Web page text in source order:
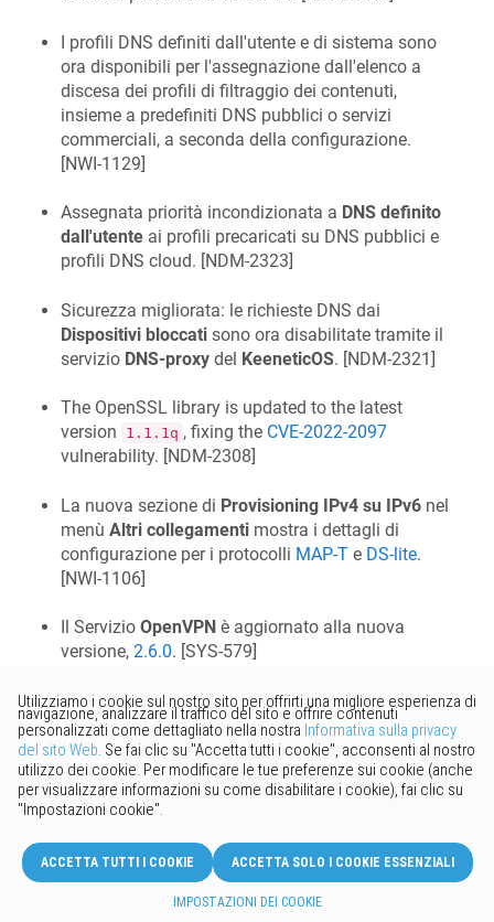
I profili DNS definiti dall'utente e di sistema sono
ora disponibili per l'assegnazione dall'elenco a
discesa dei profili di filtraggio dei contenuti,
insieme a predefiniti DNS pubblici o servizi
commerciali, a seconda della configurazione.
[NWI-1129]
Assegnata priorità incondizionata a DNS definito
dall'utente ai profili precaricati su DNS pubblici e
profili DNS cloud. [NDM-2323]
Sicurezza migliorata: le richieste DNS dai
Dispositivi bloccati sono ora disabilitate tramite il
servizio DNS-proxy del KeeneticOS. [NDM-2321]
The OpenSSL library is updated to the latest
version
1.1.1q , fixing the CVE-2022-2097
vulnerability. [NDM-2308]
La nuova sezione di Provisioning IPv4 su IPv6 nel
menù Altri collegamenti mostra i dettagli di
configurazione per i protocolli MAP-T e DS-lite.
[NWI-1106]
Il Servizio OpenVPN è aggiornato alla nuova
versione, 2.6.0. [SYS-579]
Risolto
La posizione del link di modifica delle operazioni
pianificate, viene visualizzata correttamente sugli
schermi dei dispositivi mobili. [NWI-1463]
L'immagine della topologia di rete dallaModalità
extenderora viene visualizzato correttamente
sugli schermi mobili. [NWI-1477]